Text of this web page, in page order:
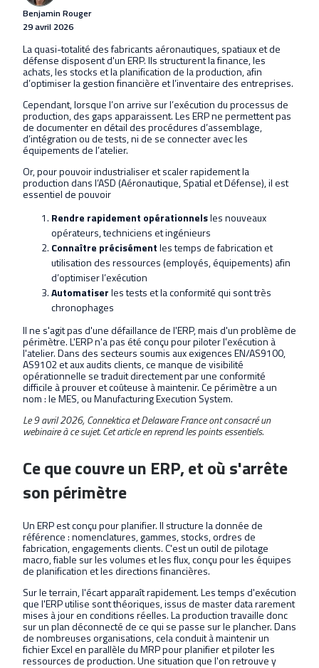
Benjamin Rouger
29 avril 2026
La quasi-totalité des fabricants aéronautiques, spatiaux et de
défense disposent d'un ERP. Ils structurent la finance, les
achats, les stocks et la planification de la production, afin
d’optimiser la gestion financière et l’inventaire des entreprises.
Cependant, lorsque l’on arrive sur l’exécution du processus de
production, des gaps apparaissent. Les ERP ne permettent pas
de documenter en détail des procédures d’assemblage,
d’intégration ou de tests, ni de se connecter avec les
équipements de l’atelier.
Or, pour pouvoir industrialiser et scaler rapidement la
production dans l’ASD (Aéronautique, Spatial et Défense), il est
essentiel de pouvoir
Rendre rapidement opérationnelsles nouveaux
opérateurs, techniciens et ingénieurs
Connaître précisémentles temps de fabrication et
utilisation des ressources (employés, équipements) afin
d’optimiser l’exécution
Automatiserles tests et la conformité qui sont très
chronophages
Il ne s'agit pas d'une défaillance de l'ERP, mais d'un problème de
périmètre. L'ERP n'a pas été conçu pour piloter l'exécution à
l'atelier. Dans des secteurs soumis aux exigences EN/AS9100,
AS9102 et aux audits clients, ce manque de visibilité
opérationnelle se traduit directement par une conformité
difficile à prouver et coûteuse à maintenir. Ce périmètre a un
nom : le MES, ou Manufacturing Execution System.
Le 9 avril 2026, Connektica et Delaware France ont consacré un
webinaire à ce sujet. Cet article en reprend les points essentiels.
Ce que couvre un ERP, et où s'arrête
son périmètre
Un ERP est conçu pour planifier. Il structure la donnée de
référence : nomenclatures, gammes, stocks, ordres de
fabrication, engagements clients. C'est un outil de pilotage
macro, fiable sur les volumes et les flux, conçu pour les équipes
de planification et les directions financières.
Sur le terrain, l'écart apparaît rapidement. Les temps d'exécution
que l'ERP utilise sont théoriques, issus de master data rarement
mises à jour en conditions réelles. La production travaille donc
sur un plan déconnecté de ce qui se passe sur le plancher. Dans
de nombreuses organisations, cela conduit à maintenir un
fichier Excel en parallèle du MRP pour planifier et piloter les
ressources de production. Une situation que l'on retrouve y